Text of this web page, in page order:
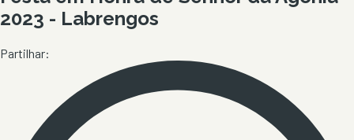
2023 - Labrengos
Partilhar: